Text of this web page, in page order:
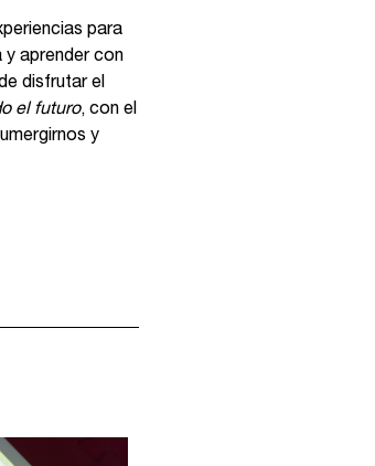
para
y aprender con
disfrutar el
el futuro, con el
y